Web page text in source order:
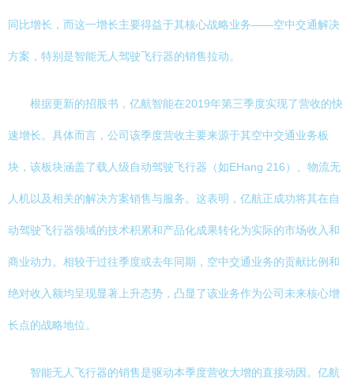
同比增长，而这一增长主要得益于其核心战略业务——空中交通解决
方案，特别是智能无人驾驶飞行器的销售拉动。
根据更新的招股书，亿航智能在2019年第三季度实现了营收的快
速增长。具体而言，公司该季度营收主要来源于其空中交通业务板
块，该板块涵盖了载人级自动驾驶飞行器（如EHang 216）、物流无
人机以及相关的解决方案销售与服务。这表明，亿航正成功将其在自
动驾驶飞行器领域的技术积累和产品化成果转化为实际的市场收入和
商业动力。相较于过往季度或去年同期，空中交通业务的贡献比例和
绝对收入额均呈现显著上升态势，凸显了该业务作为公司未来核心增
长点的战略地位。
智能无人飞行器的销售是驱动本季度营收大增的直接动因。亿航